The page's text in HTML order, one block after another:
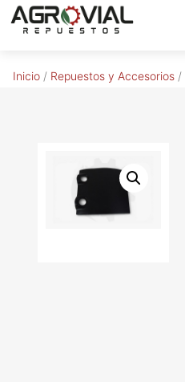
Inicio / Repuestos y Accesorios /